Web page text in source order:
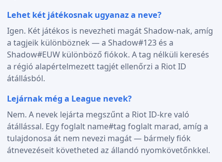
Lehet két játékosnak ugyanaz a neve?
Igen. Két játékos is nevezheti magát Shadow-nak, amíg
a tagjeik különböznek — a Shadow#123 és a
Shadow#EUW különböző fiókok. A tag nélküli keresés
a régió alapértelmezett tagjét ellenőrzi a Riot ID
átállásból.
Lejárnak még a League nevek?
Nem. A nevek lejárta megszűnt a Riot ID-kre való
átállással. Egy foglalt name#tag foglalt marad, amíg a
tulajdonosa át nem nevezi magát — bármely fiók
átnevezéseit követheted az állandó nyomkövetőnkkel.